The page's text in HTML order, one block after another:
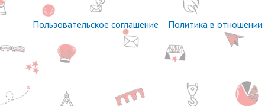
Пользовательское соглашение Политика в